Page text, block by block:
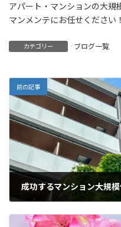
アパート・マンションの大規
マンメンテにお任せください
カテゴリー ブログ一覧
前の記事